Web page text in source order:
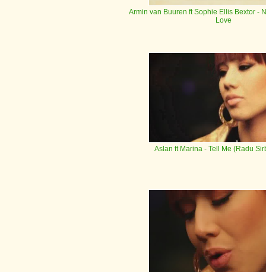
Armin van Buuren ft Sophie Ellis Bextor -
Love
Aslan ft Marina- Tell Me (Radu